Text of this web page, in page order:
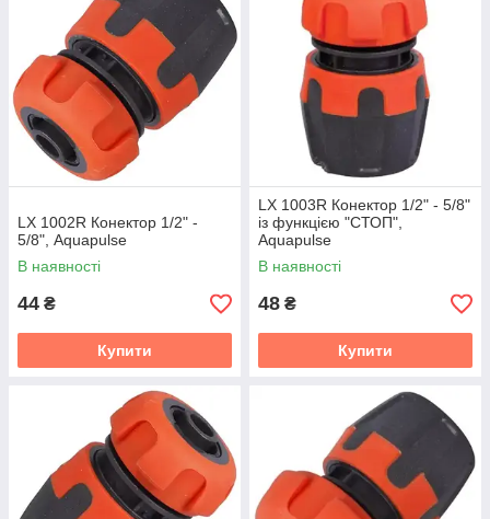
LX 1002R Конектор 1/2" -
5/8", Aquapulse
В наявності
44 ₴
Купити
LX 1003R Конектор 1/2" - 5/8"
із функцією "СТОП",
Aquapulse
В наявності
48 ₴
Купити